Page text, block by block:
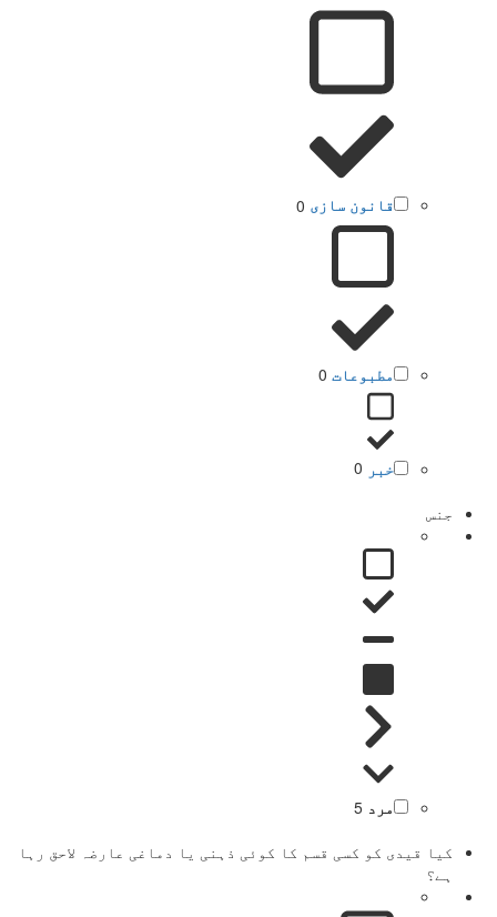
قانون سازی 0
مطبوعات 0
خبر 0
جنس
مرد 5
کیا قیدی کو کسی قسم کا کوئی ذہنی یا دماغی عارضہ لاحق رہا
ہے؟